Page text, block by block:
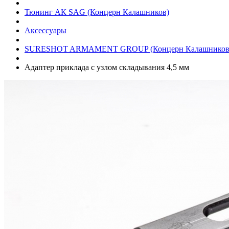
Тюнинг АК SAG (Концерн Калашников)
Аксессуары
SURESHOT ARMAMENT GROUP (Концерн
Адаптер приклада с узлом складывания 4,5 мм